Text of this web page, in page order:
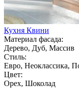
Кухня Квини
Материал фасада:
Дерево, Дуб, Массив
Стиль:
Евро, Неоклассика,
Цвет:
Орех, Шоколад